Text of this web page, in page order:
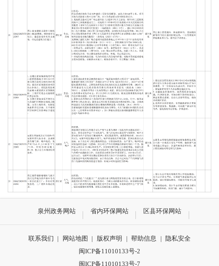
泉州政务网站 省内环保网站 区县环保网站
联系我们 | 网站地图 | 版权声明 | 帮助信息 | 隐私安全
闽ICP备11010133号-2
闽ICP备11010133号-7